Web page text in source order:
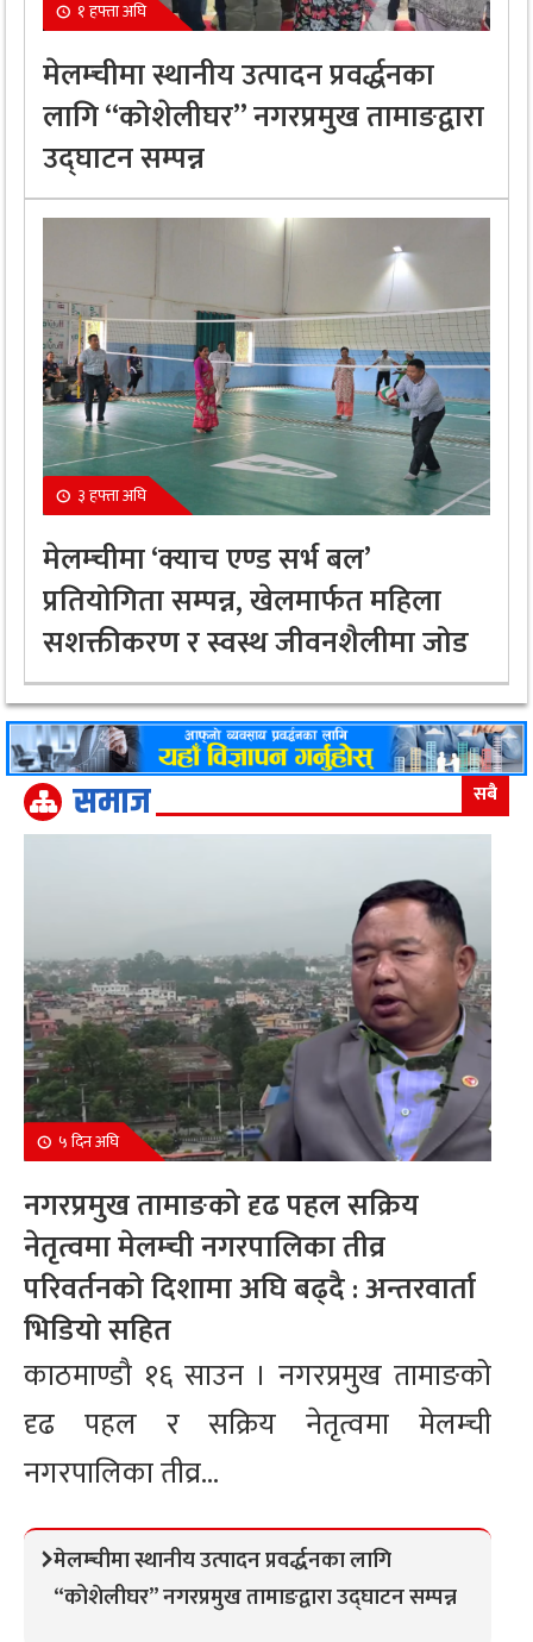
१ हफ्ता अघि
मेलम्चीमा स्थानीय उत्पादन प्रवर्द्धनका
लागि “कोशेलीघर” नगरप्रमुख तामाङद्वारा
उद्घाटन सम्पन्न
३ हफ्ता अघि
मेलम्चीमा ‘क्याच एण्ड सर्भ बल’
प्रतियोगिता सम्पन्न, खेलमार्फत महिला
सशक्तीकरण र स्वस्थ जीवनशैलीमा जोड
समाज सबै
५ दिन अघि
नगरप्रमुख तामाङको दृढ पहल सक्रिय
नेतृत्वमा मेलम्ची नगरपालिका तीव्र
परिवर्तनको दिशामा अघि बढ्दै : अन्तरवार्ता
भिडियो सहित
काठमाण्डौ १६ साउन । नगरप्रमुख तामाङको
दृढ पहल र सक्रिय नेतृत्वमा मेलम्ची
नगरपालिका तीव्र...
मेलम्चीमा स्थानीय उत्पादन प्रवर्द्धनका लागि
“कोशेलीघर” नगरप्रमुख तामाङद्वारा उद्घाटन सम्पन्न